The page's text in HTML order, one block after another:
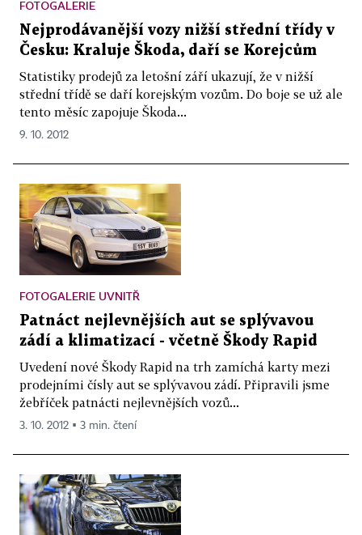
FOTOGALERIE
Nejprodávanější vozy nižší střední třídy v
Česku: Kraluje Škoda, daří se Korejcům
Statistiky prodejů za letošní září ukazují, že v nižší
střední třídě se daří korejským vozům. Do boje se už ale
tento měsíc zapojuje Škoda...
9. 10. 2012
FOTOGALERIE UVNITŘ
Patnáct nejlevnějších aut se splývavou
zádí a klimatizací - včetně Škody Rapid
Uvedení nové Škody Rapid na trh zamíchá karty mezi
prodejními čísly aut se splývavou zádí. Připravili jsme
žebříček patnácti nejlevnějších vozů...
3. 10. 2012 ▪ 3 min. čtení